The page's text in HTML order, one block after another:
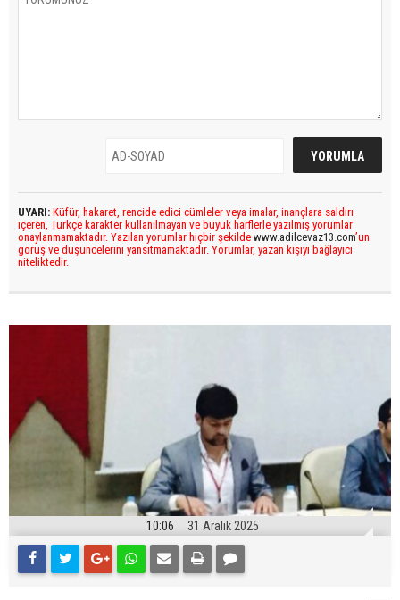
UYARI: Küfür, hakaret, rencide edici cümleler veya imalar, inançlara saldırı
içeren, Türkçe karakter kullanılmayan ve büyük harflerle yazılmış yorumlar
onaylanmamaktadır. Yazılan yorumlar hiçbir şekilde www.adilcevaz13.com’un
görüş ve düşüncelerini yansıtmamaktadır. Yorumlar, yazan kişiyi bağlayıcı
niteliktedir.
10:06 31 Aralık 2025